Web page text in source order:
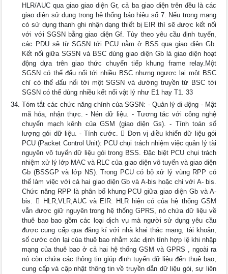
HLR/AUC qua giao giao diện Gr, cả ba giao diện trên đều là các
giao diện sử dụng trong hệ thống báo hiệu số 7. Nếu trong mạng
có sử dụng thanh ghi nhận dạng thiết bị EIR thì sẽ được kết nối
với với SGSN bằng giao diện Gf. Tùy theo yêu cầu định tuyến,
các PDU sẽ từ SGSN tới PCU nằm ở BSS qua giao diện Gb.
Kết nối giữa SGSN và BSC dùng giao diện Gb là giao diện hoạt
động dựa trên giao thức chuyển tiếp khung frame relay.Một
SGSN có thể đấu nối tới nhiều BSC nhưng ngược lại một BSC
chỉ có thể đấu nối tới một SGSN và đường truyền từ BSC tới
SGSN có thể dùng nhiều kết nối vật lý như E1 hay T1. 33
Tóm tắt các chức năng chính của SGSN: - Quản lý di động - Mật
mã hóa, nhận thực. - Nén dữ liệu. - Tương tác với công nghệ
chuyển mạch kênh của GSM (giao diện Gs). - Tính toán số
lượng gói dữ liệu. - Tính cước.  Đơn vị điều khiển dữ liệu gói
PCU (Packet Control Unit): PCU chụi trách nhiệm việc quản lý tài
nguyên vô tuyến dữ liệu gói trong BSS. Đặc biệt PCU chụi trách
nhiệm xử lý lớp MAC và RLC của giao diện vô tuyến và giao diện
Gb (BSSGP và lớp NS). Trong PCU có bộ xử lý vùng RPP có
thể làm việc với cả hai giao diện Gb và A-bis hoặc chỉ với A- bis.
Chức năng RPP là phân bố khung PCU giữa giao diện Gb và A-
bis.  HLR,VLR,AUC và EIR: HLR hiện có của hệ thống GSM
vẫn được giữ nguyên trong hệ thống GPRS, nó chứa dữ liệu về
thuê bao bao gồm các loại dịch vụ mà người sử dụng yêu cầu
được cung cấp qua đăng kí với nhà khai thác mạng, tài khoản,
số cước còn lại của thuê bao nhằm xác định tính hợp lệ khi nhập
mạng của thuê bao ở cả hai hệ thống GSM và GPRS , ngoài ra
nó còn chứa các thông tin giúp định tuyến dữ liệu đến thuê bao,
cung cấp và cập nhật thông tin về truyền dẫn dữ liệu gói, sự liên